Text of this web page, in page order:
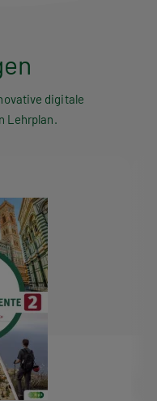
digitale
Lehrplan.